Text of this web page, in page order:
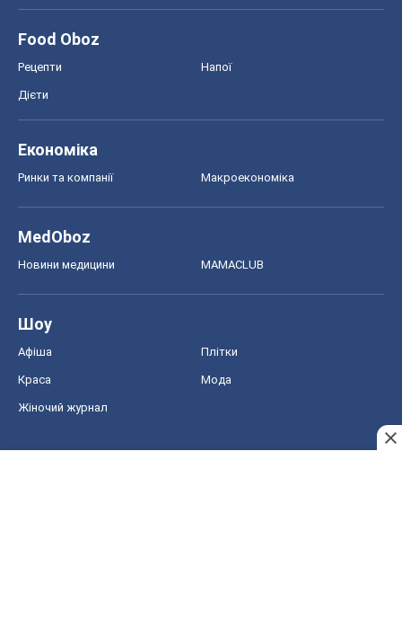
Food Oboz
Рецепти Напої
Дієти
Економіка
Ринки та компанії Макроекономіка
MedOboz
Новини медицини MAMACLUB
Шоу
Афіша Плітки
Краса Мода
Жіночий журнал